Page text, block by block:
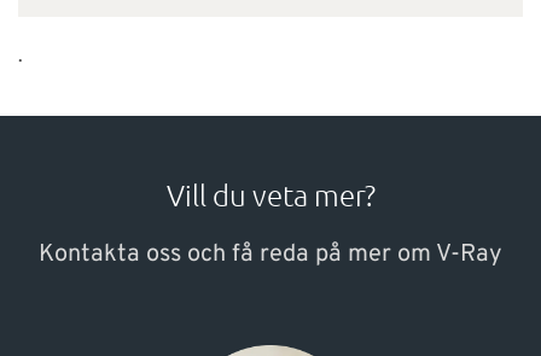
.
Vill du veta mer?
Kontakta oss och få reda på mer om V-Ray